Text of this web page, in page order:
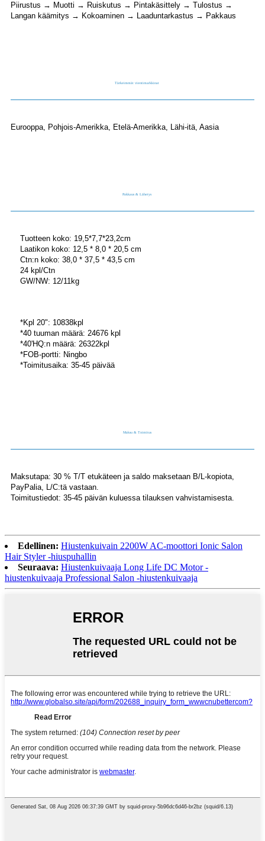
Piirustus → Muotti → Ruiskutus → Pintakäsittely → Tulostus →
Langan käämitys → Kokoaminen → Laaduntarkastus → Pakkaus
Tärkeimmät vientimarkkinat
Eurooppa, Pohjois-Amerikka, Etelä-Amerikka, Lähi-itä, Aasia
Pakkaus & Lähetys
Tuotteen koko: 19,5*7,7*23,2cm
Laatikon koko: 12,5 * 8,0 * 20,5 cm
Ctn:n koko: 38,0 * 37,5 * 43,5 cm
24 kpl/Ctn
GW/NW: 12/11kg
*Kpl 20": 10838kpl
*40 tuuman määrä: 24676 kpl
*40'HQ:n määrä: 26322kpl
*FOB-portti: Ningbo
*Toimitusaika: 35-45 päivää
Maksu & Toimitus
Maksutapa: 30 % T/T etukäteen ja saldo maksetaan B/L-kopiota,
PayPalia, L/C:tä vastaan.
Toimitustiedot: 35-45 päivän kuluessa tilauksen vahvistamisesta.
Edellinen: Hiustenkuivain 2200W AC-moottori Ionic Salon
Hair Styler -hiuspuhallin
Seuraava: Hiustenkuivaaja Long Life DC Motor -
hiustenkuivaaja Professional Salon -hiustenkuivaaja